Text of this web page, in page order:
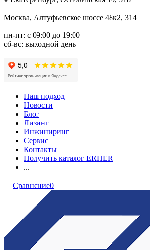
Москва, Алтуфьевское шоссе 48к2, 314
пн-пт: с 09:00 до 19:00
сб-вс: выходной день
Наш подход
Новости
Блог
Лизинг
Инжиниринг
Сервис
Контакты
Получить каталог ERHER
...
Сравнение0